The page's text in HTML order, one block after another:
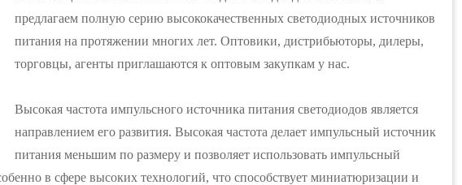
предлагаем полную серию высококачественных светодиодных источников
питания на протяжении многих лет. Оптовики, дистрибьюторы, дилеры,
торговцы, агенты приглашаются к оптовым закупкам у нас.
Высокая частота импульсного источника питания светодиодов является
направлением его развития. Высокая частота делает импульсный источник
питания меньшим по размеру и позволяет использовать импульсный
в сфере высоких технологий, что способствует миниатюризации и